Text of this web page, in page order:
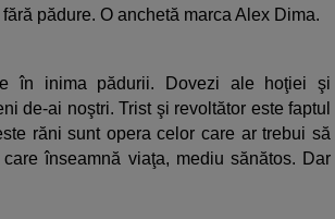
pădure. O anchetă marca Alex Dima.
în inima pădurii. Dovezi ale hoţiei şi
de-ai noştri. Trist şi revoltător este faptul
răni sunt opera celor care ar trebui să
înseamnă viaţa, mediu sănătos. Dar